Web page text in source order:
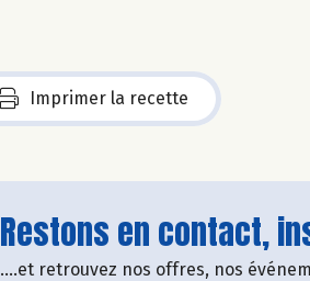
Imprimer la recette
Restons en contact,
....et retrouvez nos offres, nos